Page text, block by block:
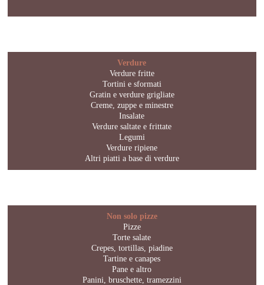
Verdure
Verdure fritte
Tortini e sformati
Gratin e verdure grigliate
Creme, zuppe e minestre
Insalate
Verdure saltate e frittate
Legumi
Verdure ripiene
Altri piatti a base di verdure
Non solo pizze
Pizze
Torte salate
Crepes, tortillas, piadine
Tartine e canapes
Pane e altro
Panini, bruschette, tramezzini